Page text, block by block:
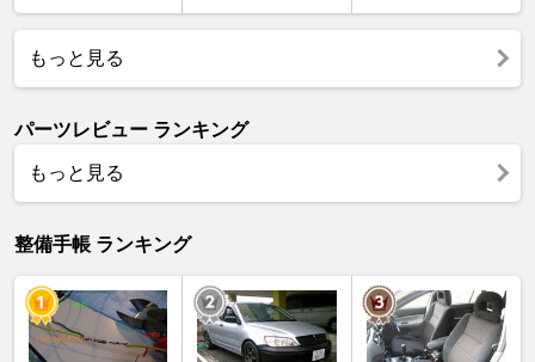
もっと見る
パーツレビュー ランキング
もっと見る
整備手帳 ランキング